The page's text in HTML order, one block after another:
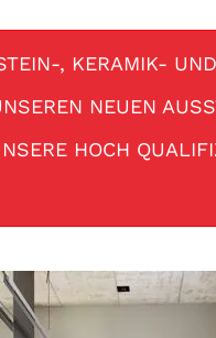
, KERAMIK-
NEUEN
HOCH